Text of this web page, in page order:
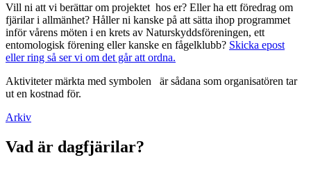
Vill ni att vi berättar om projektet hos er? Eller ha ett föredrag om
fjärilar i allmänhet? Håller ni kanske på att sätta ihop programmet
inför vårens möten i en krets av Naturskyddsföreningen, ett
entomologisk förening eller kanske en fågelklubb? Skicka epost
eller ring så ser vi om det går att ordna.
Aktiviteter märkta med symbolen
är sådana som organisatören tar
ut en kostnad för.
Arkiv
Vad är dagfjärilar?